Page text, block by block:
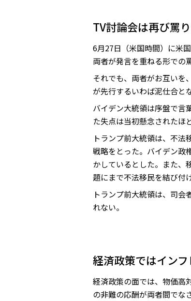
TV討論会は再び罵
6月27日（米国時間）に米
両者が発言を重ねる形での
それでも、両者がお互いを
が先行するいわば泥仕合と
バイデン大統領は序盤で言
た失点は当初懸念されたほ
トランプ前大統領は、不
戦略をとった。バイデン政
かしているとした。また、
題にまで不法移民を結び付
トランプ前大統領は、司
れない。
経済政策ではイン
経済政策の面では、物価高
の非難の応酬が両者間でな